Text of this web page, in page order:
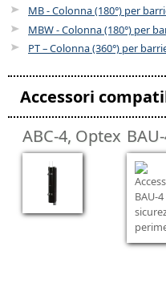
MB - Colonna (180°) per
MBW - Colonna (180°) per
PT – Colonna (360°) per
Accessori
ABC-4, Optex